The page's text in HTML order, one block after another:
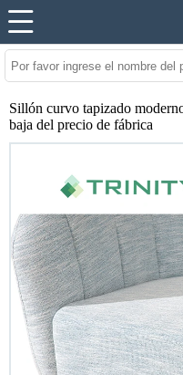
Sillón curvo tapizado
baja del precio de fábrica